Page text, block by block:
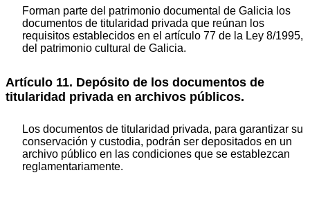
Forman parte del patrimonio documental de Galicia los
documentos de titularidad privada que reúnan los
requisitos establecidos en el artículo 77 de la Ley 8/1995,
del patrimonio cultural de Galicia.
Artículo 11. Depósito de los documentos de
titularidad privada en archivos públicos.
Los documentos de titularidad privada, para garantizar su
conservación y custodia, podrán ser depositados en un
archivo público en las condiciones que se establezcan
reglamentariamente.